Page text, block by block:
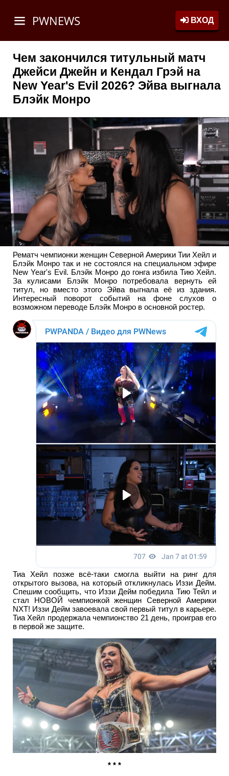
PWNEWS ВХОД
Чем закончился титульный матч
Джейси Джейн и Кендал Грэй на
New Year's Evil 2026? Эйва выгнала
Блэйк Монро
Рематч чемпионки женщин Северной Америки Тии Хейл и
Блэйк Монро так и не состоялся на специальном эфире
New Year's Evil. Блэйк Монро до гонга избила Тию Хейл.
За кулисами Блэйк Монро потребовала вернуть ей
титул, но вместо этого Эйва выгнала её из здания.
Интересный поворот событий на фоне слухов о
возможном переводе Блэйк Монро в основной ростер.
Тиа Хейл позже всё-таки смогла выйти на ринг для
открытого вызова, на который откликнулась Иззи Дейм.
Спешим сообщить, что Иззи Дейм победила Тию Тейл и
стал НОВОЙ чемпионкой женщин Северной Америки
NXT! Иззи Дейм завоевала свой первый титул в карьере.
Тиа Хейл продержала чемпионство 21 день, проиграв его
в первой же защите.
* * *